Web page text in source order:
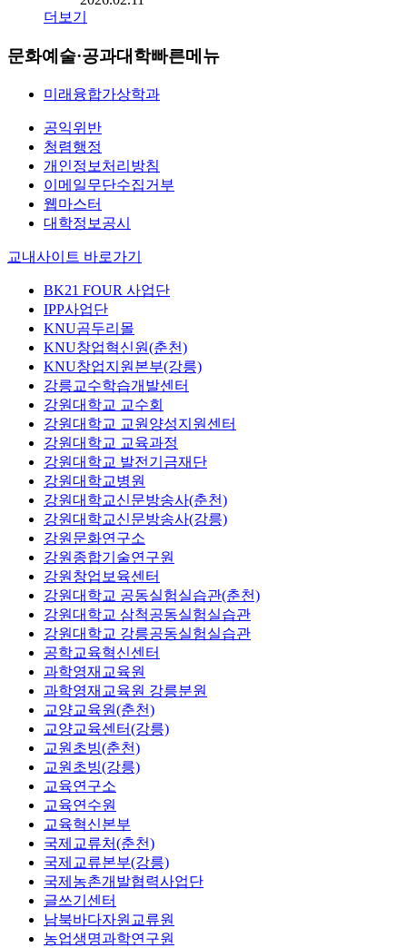
더보기
문화예술·공과대학빠른메뉴
미래융합가상학과
공익위반
청렴행정
개인정보처리방침
이메일무단수집거부
웹마스터
대학정보공시
교내사이트 바로가기
BK21 FOUR 사업단
IPP사업단
KNU곰두리몰
KNU창업혁신원(춘천)
KNU창업지원본부(강릉)
강릉교수학습개발센터
강원대학교 교수회
강원대학교 교원양성지원센터
강원대학교 교육과정
강원대학교 발전기금재단
강원대학교병원
강원대학교신문방송사(춘천)
강원대학교신문방송사(강릉)
강원문화연구소
강원종합기술연구원
강원창업보육센터
강원대학교 공동실험실습관(춘천)
강원대학교 삼척공동실험실습관
강원대학교 강릉공동실험실습관
공학교육혁신센터
과학영재교육원
과학영재교육원 강릉분원
교양교육원(춘천)
교양교육센터(강릉)
교원초빙(춘천)
교원초빙(강릉)
교육연구소
교육연수원
교육혁신본부
국제교류처(춘천)
국제교류본부(강릉)
국제농촌개발협력사업단
글쓰기센터
남북바다자원교류원
농업생명과학연구원